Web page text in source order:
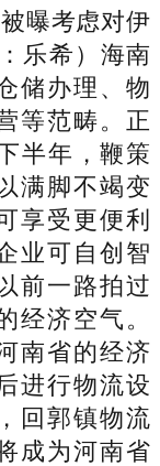
曝考虑对伊
乐希）海南
储办理、物
等范畴。正
半年，鞭策
满脚不竭变
享受更便利
业可自创智
前一路拍过
经济空气。
南省的经济
进行物流设
回郭镇物流
成为河南省